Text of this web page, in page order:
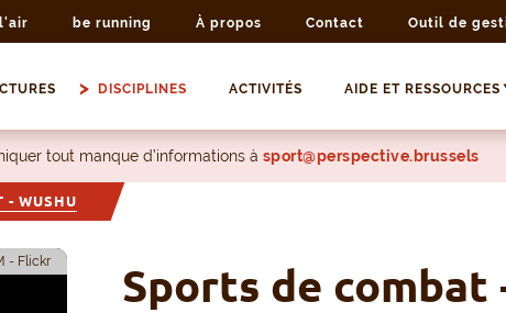
be running À propos Contact Outil de
DISCIPLINES ACTIVITÉS AIDE ET RESSOURCES
tout manque d’informations à sport@perspective.brussels
- WUSHU
- Flickr
Sports de combat